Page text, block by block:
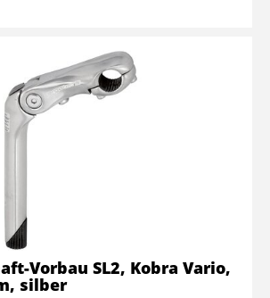
Vorbau SL2, Kobra Vario,
silber